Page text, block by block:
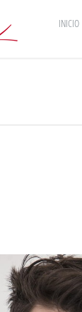
INICIO